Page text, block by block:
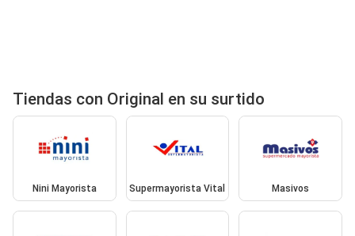
Tiendas con Original en su surtido
Nini Mayorista Supermayorista Vital Masivos